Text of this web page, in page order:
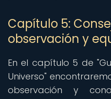
Capítulo 5:
observación y
En el capítulo 5 de
Universo"
observación y